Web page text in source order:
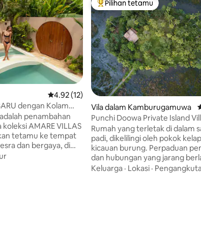
111 ulasan
Penarafan purata 4.92 daripada 5, 12 ulasan
4.92 (12)
dengan Kolam
- AMARE Villas
penambahan
AMARE VILLAS
tetamu ke tempat
dan bergaya, di
bergabung
Pilihan utama tetamu
Pilihan tetamu
Vila dalam Kamburugamuwa
Punchi Doowa Private Island
Dua Orang
Rumah yang terletak di dalam
padi, dikelilingi oleh pokok
kicauan burung. Perpaduan
dan hubungan yang jarang
berhampiran dengan
Keluarga · Lokasi ·